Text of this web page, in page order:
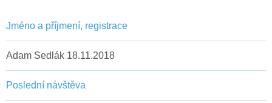
Jméno a příjmení, registrace
Adam Sedlák 18.11.2018
Poslední návštěva